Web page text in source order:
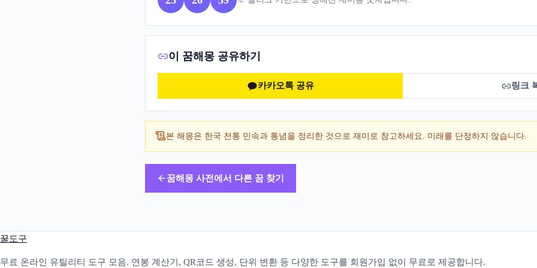
이 꿈해몽 공유하기
카카오톡 공유 링크
본 해몽은 한국 전통 민속과 통념을 정리한 것으로 재미로 참고하세요. 미래를 단정하지 않습니다.
꿈해몽 사전에서 다른 꿈 찾기
꿀도구
무료 온라인 유틸리티 도구 모음. 연봉 계산기, QR코드 생성, 단위 변환 등 다양한 도구를 회원가입 없이 무료로 제공합니다.